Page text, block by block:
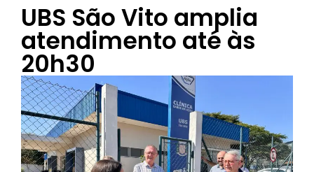
UBS São Vito amplia
atendimento até às
20h30